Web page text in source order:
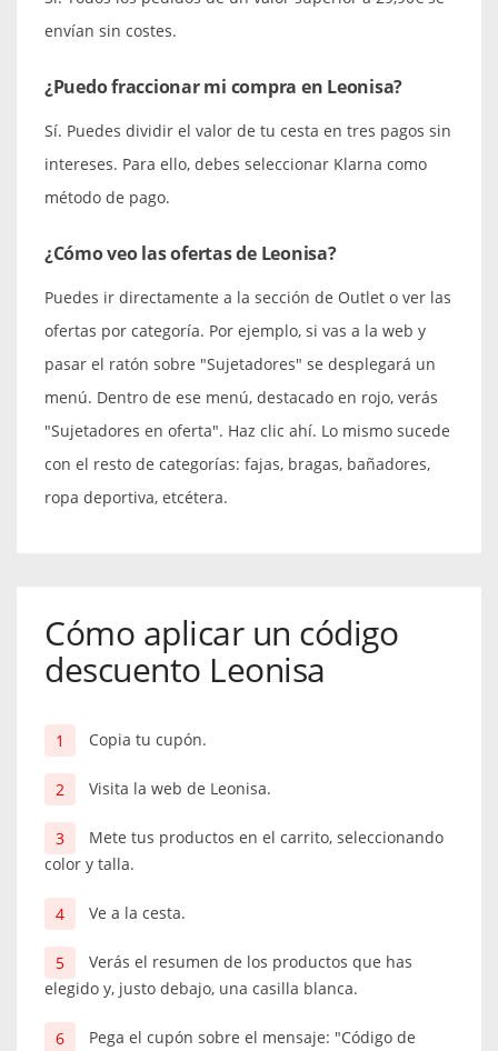
envían sin costes.
¿Puedo fraccionar mi compra en Leonisa?
Sí. Puedes dividir el valor de tu cesta en tres pagos sin
intereses. Para ello, debes seleccionar Klarna como
método de pago.
¿Cómo veo las ofertas de Leonisa?
Puedes ir directamente a la sección de Outlet o ver las
ofertas por categoría. Por ejemplo, si vas a la web y
pasar el ratón sobre "Sujetadores" se desplegará un
menú. Dentro de ese menú, destacado en rojo, verás
"Sujetadores en oferta". Haz clic ahí. Lo mismo sucede
con el resto de categorías: fajas, bragas, bañadores,
ropa deportiva, etcétera.
Cómo aplicar un código
descuento Leonisa
Copia tu cupón.
Visita la web de Leonisa.
Mete tus productos en el carrito, seleccionando
color y talla.
Ve a la cesta.
Verás el resumen de los productos que has
elegido y, justo debajo, una casilla blanca.
Pega el cupón sobre el mensaje: "Código de